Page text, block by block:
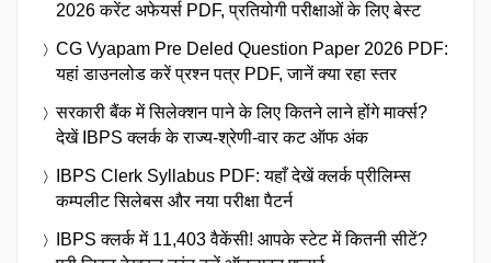
2026 करेंट अफेयर्स PDF, प्रतियोगी परीक्षाओं के लिए बेस्ट
CG Vyapam Pre Deled Question Paper 2026 PDF:
यहां डाउनलोड करें प्रश्न पत्र PDF, जानें क्या रहा स्तर
सरकारी बैंक में सिलेक्शन पाने के लिए कितने लाने होंगे मार्क्स?
देखें IBPS क्लर्क के राज्य-श्रेणी-वार कट ऑफ अंक
IBPS Clerk Syllabus PDF: यहाँ देखें क्लर्क प्रीलिम्स
कम्पलीट सिलेबस और नया परीक्षा पैटर्न
IBPS क्लर्क में 11,403 वैकेंसी! आपके स्टेट में कितनी सीटें?